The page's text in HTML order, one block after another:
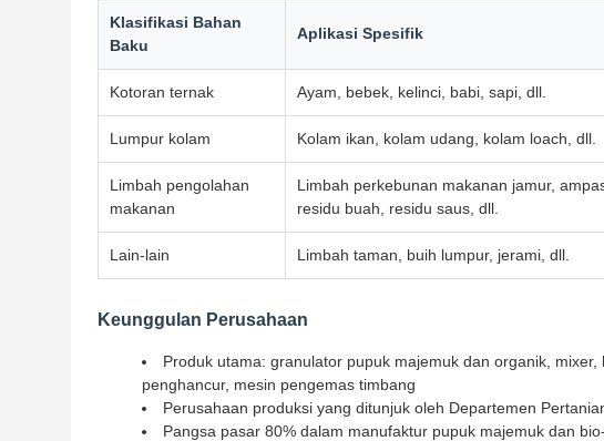
Klasifikasi Bahan
Baku
Aplikasi Spesifik
Kotoran ternak Ayam, bebek, kelinci, babi, sapi, dll.
Lumpur kolam Kolam ikan, kolam udang, kolam loach, dll.
Limbah pengolahan
makanan
Limbah perkebunan makanan jamur,
residu buah, residu saus, dll.
Lain-lain Limbah taman, buih lumpur, jerami, dll.
Keunggulan Perusahaan
Produk utama: granulator pupuk majemuk dan organik,
penghancur, mesin pengemas timbang
Perusahaan produksi yang ditunjuk oleh Departemen
Pangsa pasar 80% dalam manufaktur pupuk majemuk dan